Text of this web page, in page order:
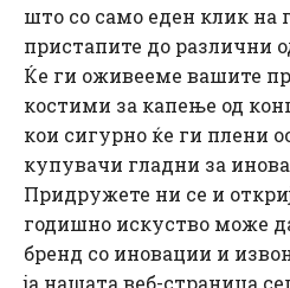
што со само еден клик на
пристапите до различни
Ќе ги оживееме вашите
костими за капење од
кои сигурно ќе ги плени
купувачи гладни за
Придружете ни се и
годишно искуство може
бренд со иновации и
ја нашата веб-страница